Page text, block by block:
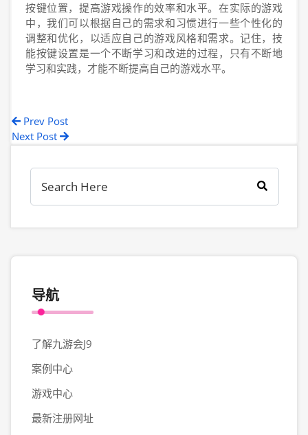
按键位置，提高游戏操作的效率和水平。在实际的游戏
中，我们可以根据自己的需求和习惯进行一些个性化的
调整和优化，以适应自己的游戏风格和需求。记住，技
能按键设置是一个不断学习和改进的过程，只有不断地
学习和实践，才能不断提高自己的游戏水平。
Prev Post
Next Post
导航
了解九游会J9
案例中心
游戏中心
最新注册网址